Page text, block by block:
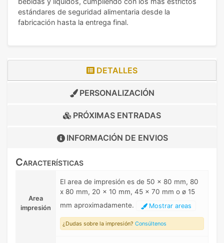
estándares de seguridad alimentaria desde la
fabricación hasta la entrega final.
DETALLES
PERSONALIZACIÓN
PRÓXIMAS ENTRADAS
INFORMACIÓN DE ENVIOS
Características
Area
impresión
El area de impresión es de 50 x 80 mm, 80
x 80 mm, 20 x 10 mm, 45 x 70 mm o ø 15
mm aproximadamente.
Mostrar areas
¿Dudas sobre la impresión? Consúltenos